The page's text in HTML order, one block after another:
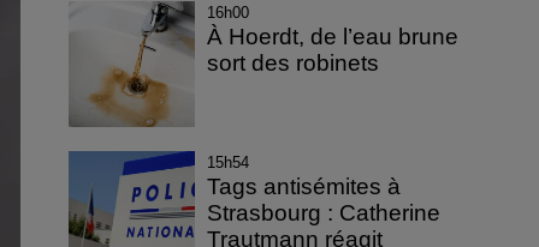
16h00
À Hoerdt, de l’eau brune
sort des robinets
15h54
Tags antisémites à
Strasbourg : Catherine
Trautmann réagit